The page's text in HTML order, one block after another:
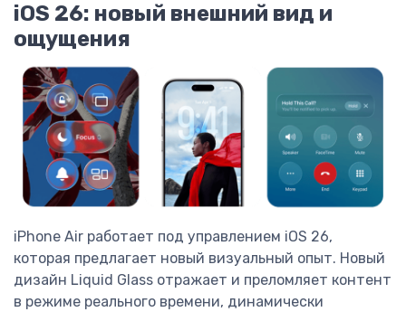
iOS 26: новый внешний вид и
ощущения
iPhone Air работает под управлением iOS 26,
которая предлагает новый визуальный опыт. Новый
дизайн Liquid Glass отражает и преломляет контент
в режиме реального времени, динамически